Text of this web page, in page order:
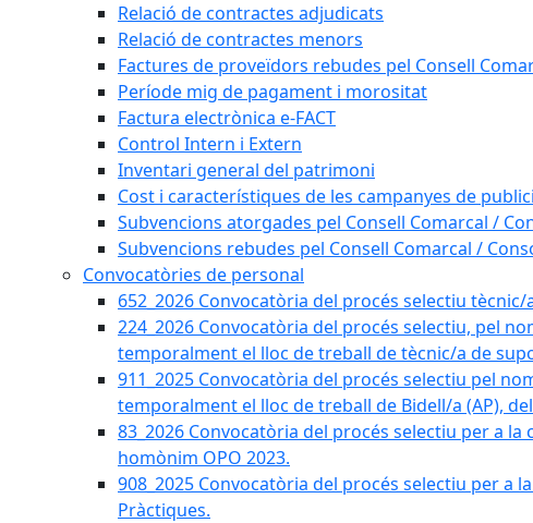
Relació de contractes adjudicats
Relació de contractes menors
Factures de proveïdors rebudes pel Consell
Període mig de pagament i morositat
Factura electrònica e-FACT
Control Intern i Extern
Inventari general del patrimoni
Cost i característiques de les campanyes de
Subvencions atorgades pel Consell Comarcal /
Subvencions rebudes pel Consell Comarcal /
Convocatòries de personal
652_2026 Convocatòria del procés selectiu
224_2026 Convocatòria del procés selectiu, pel
temporalment el lloc de treball de tècnic/a de
911_2025 Convocatòria del procés selectiu pel
temporalment el lloc de treball de Bidell/a (AP),
83_2026 Convocatòria del procés selectiu per a
homònim OPO 2023.
908_2025 Convocatòria del procés selectiu per a
Pràctiques.